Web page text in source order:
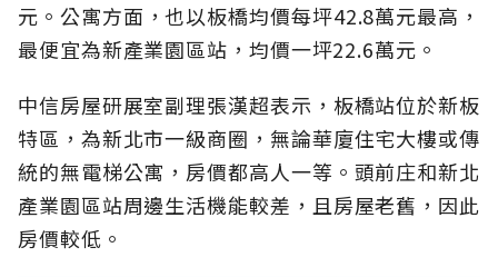
元。公寓方面，也以板橋均價每坪42.8萬元最高，
最便宜為新產業園區站，均價一坪22.6萬元。
中信房屋研展室副理張漢超表示，板橋站位於新板
特區，為新北市一級商圈，無論華廈住宅大樓或傳
統的無電梯公寓，房價都高人一等。頭前庄和新北
產業園區站周邊生活機能較差，且房屋老舊，因此
房價較低。